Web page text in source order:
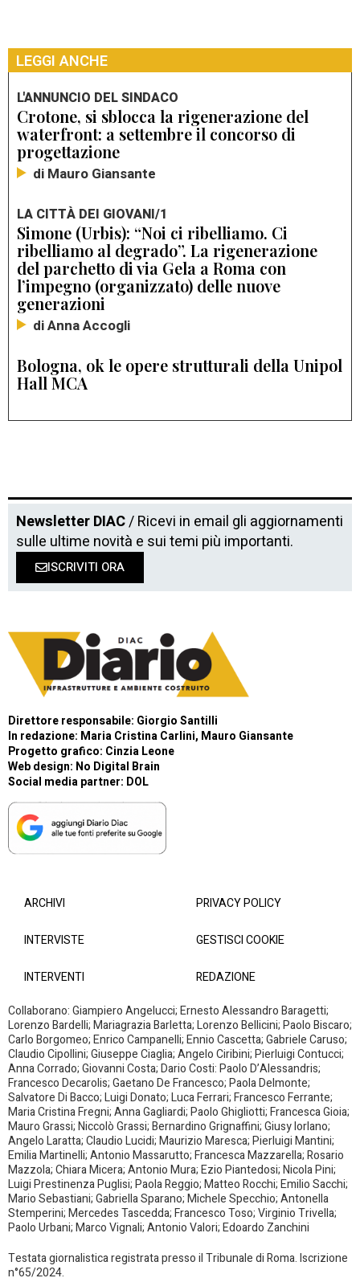
LEGGI ANCHE
L'ANNUNCIO DEL SINDACO
Crotone, si sblocca la rigenerazione del
waterfront: a settembre il concorso di
progettazione
di Mauro Giansante
LA CITTÀ DEI GIOVANI/1
Simone (Urbis): “Noi ci ribelliamo. Ci
ribelliamo al degrado”. La rigenerazione
del parchetto di via Gela a Roma con
l’impegno (organizzato) delle nuove
generazioni
di Anna Accogli
Bologna, ok le opere strutturali della Unipol
Hall MCA
Newsletter DIAC/ Ricevi in email gli aggiornamenti
sulle ultime novità e sui temi più importanti.
ISCRIVITI ORA
Direttore responsabile: Giorgio Santilli
In redazione: Maria Cristina Carlini, Mauro Giansante
Progetto grafico: Cinzia Leone
Web design: No Digital Brain
Social media partner: DOL
ARCHIVI
INTERVISTE
INTERVENTI
PRIVACY POLICY
GESTISCI COOKIE
REDAZIONE
Collaborano: Giampiero Angelucci; Ernesto Alessandro Baragetti;
Lorenzo Bardelli; Mariagrazia Barletta; Lorenzo Bellicini; Paolo Biscaro;
Carlo Borgomeo; Enrico Campanelli; Ennio Cascetta; Gabriele Caruso;
Claudio Cipollini; Giuseppe Ciaglia; Angelo Ciribini; Pierluigi Contucci;
Anna Corrado; Giovanni Costa; Dario Costi: Paolo D’Alessandris;
Francesco Decarolis; Gaetano De Francesco; Paola Delmonte;
Salvatore Di Bacco; Luigi Donato; Luca Ferrari; Francesco Ferrante;
Maria Cristina Fregni; Anna Gagliardi; Paolo Ghigliotti; Francesca Gioia;
Mauro Grassi; Niccolò Grassi; Bernardino Grignaffini; Giusy Iorlano;
Angelo Laratta; Claudio Lucidi; Maurizio Maresca; Pierluigi Mantini;
Emilia Martinelli; Antonio Massarutto; Francesca Mazzarella; Rosario
Mazzola; Chiara Micera; Antonio Mura; Ezio Piantedosi; Nicola Pini;
Luigi Prestinenza Puglisi; Paola Reggio; Matteo Rocchi; Emilio Sacchi;
Mario Sebastiani; Gabriella Sparano; Michele Specchio; Antonella
Stemperini; Mercedes Tascedda; Francesco Toso; Virginio Trivella;
Paolo Urbani; Marco Vignali; Antonio Valori; Edoardo Zanchini
Testata giornalistica registrata presso il Tribunale di Roma. Iscrizione
n°65/2024.